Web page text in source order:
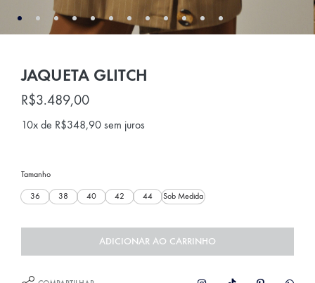
JAQUETA GLITCH
R$3.489,00
10x de R$348,90 sem juros
Tamanho
36 38 40 42 44 Sob Medida
ADICIONAR AO CARRINHO